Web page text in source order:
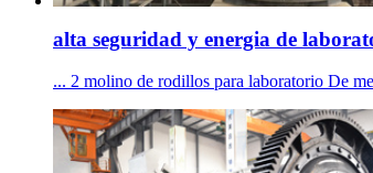
alta seguridad y energia de
... 2 molino de rodillos para laboratorio De